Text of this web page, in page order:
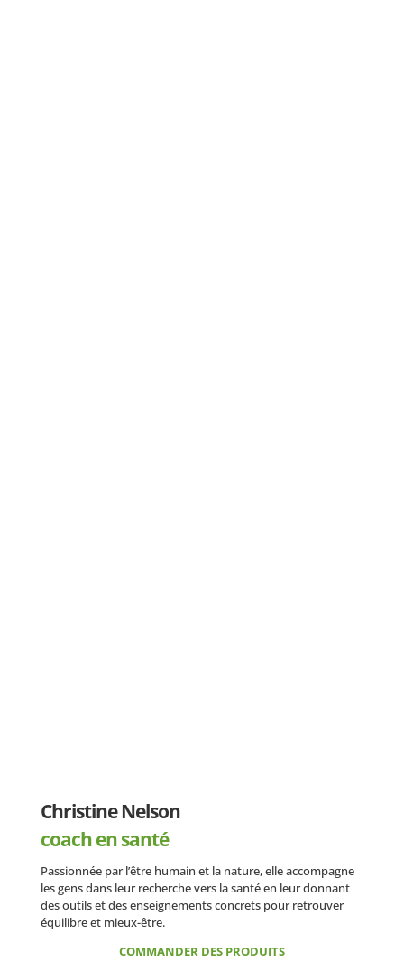
Christine Nelson
coach en santé
Passionnée par l’être humain et la nature, elle accompagne
les gens dans leur recherche vers la santé en leur donnant
des outils et des enseignements concrets pour retrouver
équilibre et mieux-être.
COMMANDER DES PRODUITS